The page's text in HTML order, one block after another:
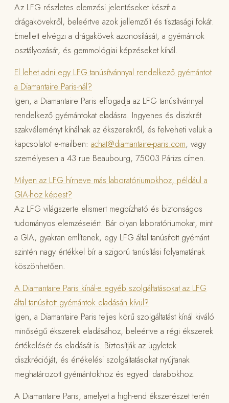
Az LFG részletes elemzési jelentéseket készít a
drágakövekről, beleértve azok jellemzőit és tisztasági fokát.
Emellett elvégzi a drágakövek azonosítását, a gyémántok
osztályozását, és gemmológiai képzéseket kínál.
El lehet adni egy LFG tanúsítvánnyal rendelkező gyémántot
a Diamantaire Paris-nál?
Igen, a Diamantaire Paris elfogadja az LFG tanúsítvánnyal
rendelkező gyémántokat eladásra. Ingyenes és diszkrét
szakvéleményt kínálnak az ékszerekről, és felveheti velük a
kapcsolatot e-mailben: achat@diamantaire-paris.com, vagy
személyesen a 43 rue Beaubourg, 75003 Párizs címen.
Milyen az LFG hírneve más laboratóriumokhoz, például a
GIA-hoz képest?
Az LFG világszerte elismert megbízható és biztonságos
tudományos elemzéseiért. Bár olyan laboratóriumokat, mint
a GIA, gyakran említenek, egy LFG által tanúsított gyémánt
szintén nagy értékkel bír a szigorú tanúsítási folyamatának
köszönhetően.
A Diamantaire Paris kínál-e egyéb szolgáltatásokat az LFG
által tanúsított gyémántok eladásán kívül?
Igen, a Diamantaire Paris teljes körű szolgáltatást kínál kiváló
minőségű ékszerek eladásához, beleértve a régi ékszerek
értékelését és eladását is. Biztosítják az ügyletek
diszkrécióját, és értékelési szolgáltatásokat nyújtanak
meghatározott gyémántokhoz és egyedi darabokhoz.
A Diamantaire Paris, amelyet a high-end ékszerészet terén